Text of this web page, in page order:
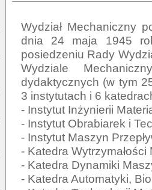
Wydział Mechaniczny
dnia 24 maja 1945
posiedzeniu Rady
Wydziale
dydaktycznych (w tym
3 instytutach i 6
- Instytut Inżynierii
- Instytut Obrabiarek i
- Instytut Maszyn
- Katedra Wytrzymałości
- Katedra Dynamiki
- Katedra Automatyki,